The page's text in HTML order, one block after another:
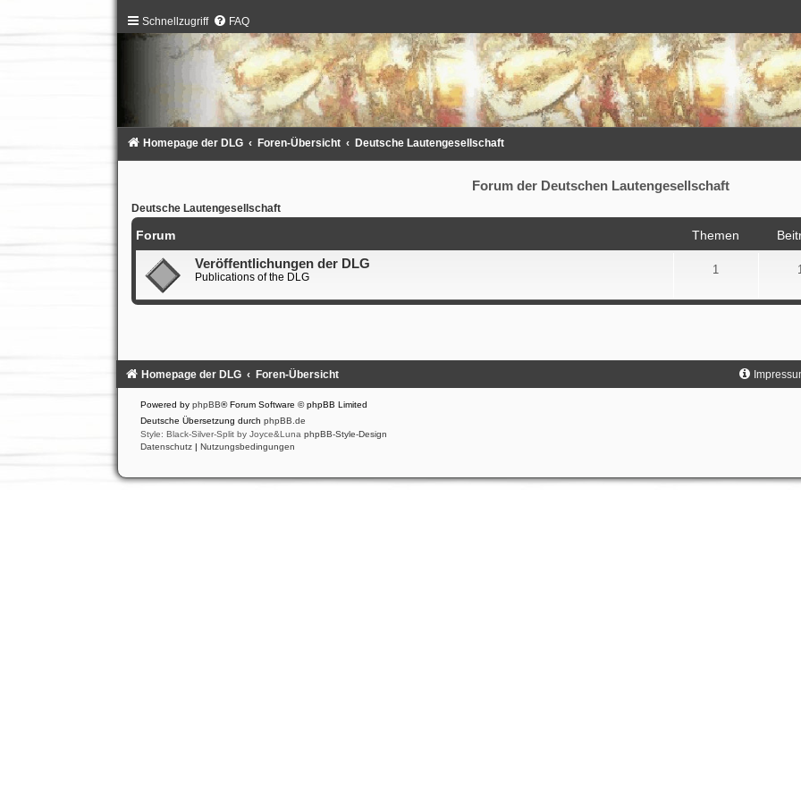
Schnellzugriff FAQ
Homepage der DLG Foren-Übersicht Deutsche Lautengesellschaft
Forum der Deutschen Lautengesellschaft
Deutsche Lautengesellschaft
Forum Themen
Veröffentlichungen der DLG
Publications of the DLG
1 1
Homepage der DLG Foren-Übersicht
Powered by phpBB® Forum Software © phpBB Limited
Deutsche Übersetzung durch phpBB.de
Style: Black-Silver-Split by Joyce&Luna phpBB-Style-Design
Datenschutz | Nutzungsbedingungen